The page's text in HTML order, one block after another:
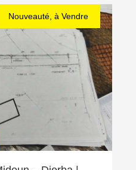
Nouveauté, à Vendre